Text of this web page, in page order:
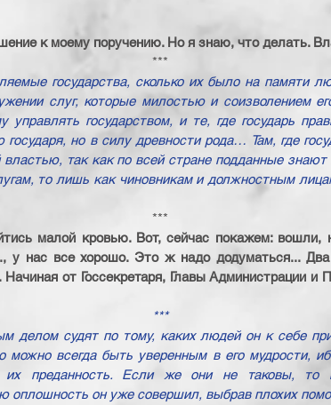
к моему поручению. Но я знаю, что делать.
***
государства, сколько их было на памяти
слуг, которые милостью и соизволением
государством, и те, где государь
но в силу древности рода… Там, где
так как по всей стране подданные
то лишь как чиновникам и должностным
***
малой кровью. Вот, сейчас покажем: вошли,
у нас все хорошо. Это ж надо додуматься...
Начиная от Госсекретаря, Главы Администрации и
***
делом судят по тому, каких людей он к себе
можно всегда быть уверенным в его мудрости,
их преданность. Если же они не таковы, то
оплошность он уже совершил, выбрав плохих